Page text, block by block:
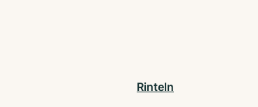
Rinteln